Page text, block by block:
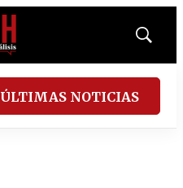
Mostrar
ÚLTIMAS NOTICIAS